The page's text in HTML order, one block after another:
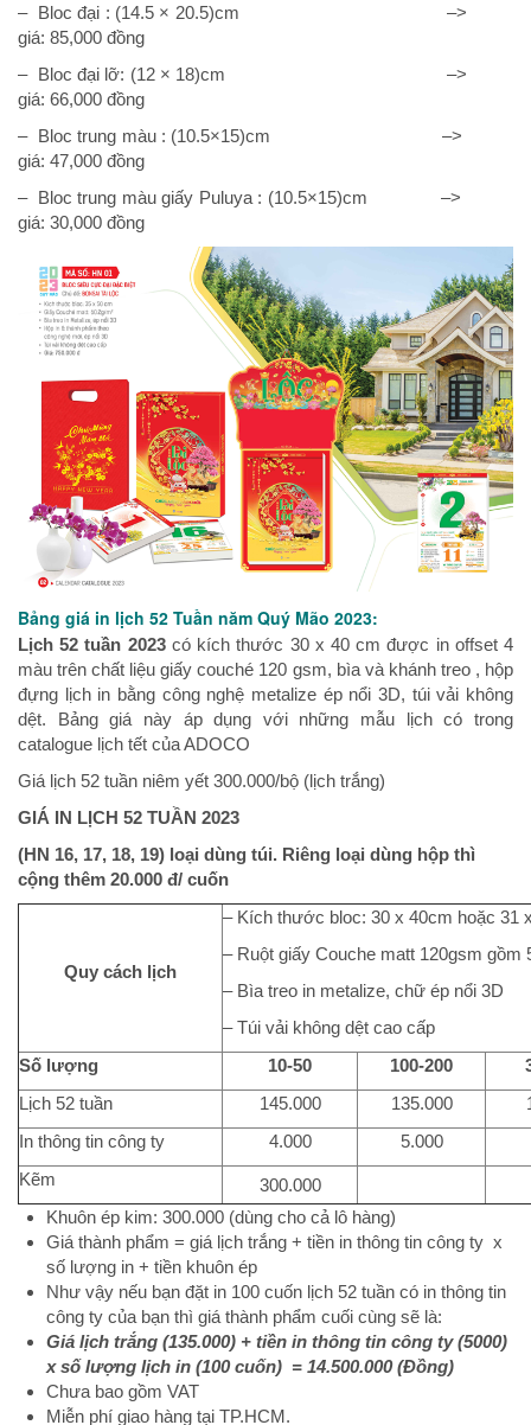
– Bloc đại : (14.5 × 20.5)cm –>
giá: 85,000 đồng
– Bloc đại lỡ: (12 × 18)cm –>
giá: 66,000 đồng
– Bloc trung màu : (10.5×15)cm –>
giá: 47,000 đồng
– Bloc trung màu giấy Puluya : (10.5×15)cm –>
giá: 30,000 đồng
Bảng giá in lịch 52 Tuần năm Quý Mão 2023:
Lịch 52 tuần 2023có kích thước 30 x 40 cm được in offset 4
màu trên chất liệu giấy couché 120 gsm, bìa và khánh treo , hộp
đựng lịch in bằng công nghệ metalize ép nổi 3D, túi vải không
dệt. Bảng giá này áp dụng với những mẫu lịch có trong
catalogue lịch tết của ADOCO
Giá lịch 52 tuần niêm yết 300.000/bộ (lịch trắng)
GIÁ IN LỊCH 52 TUẦN 2023
(HN 16, 17, 18, 19) loại dùng túi. Riêng loại dùng hộp thì
cộng thêm 20.000 đ/ cuốn
Quy cách lịch
– Kích thước bloc: 30 x 40cm hoặc 31
– Ruột giấy Couche matt 120gsm gồm
– Bìa treo in metalize, chữ ép nổi 3D
– Túi vải không dệt cao cấp
Số lượng
10-50 100-200
Lịch 52 tuần
145.000 135.000
In thông tin công ty
4.000
5.000
Kẽm
300.000
Khuôn ép kim: 300.000 (dùng cho cả lô hàng)
Giá thành phẩm = giá lịch trắng + tiền in thông tin công ty x
số lượng in + tiền khuôn ép
Như vậy nếu bạn đặt in 100 cuốn lịch 52 tuần có in thông tin
công ty của bạn thì giá thành phẩm cuối cùng sẽ là:
Giá lịch trắng (135.000) + tiền in thông tin công ty (5000)
x số lượng lịch in (100 cuốn) = 14.500.000 (Đồng)
Chưa bao gồm VAT
Miễn phí giao hàng tại TP.HCM.